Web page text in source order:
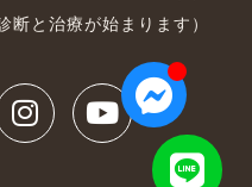
断と治療が始まります）